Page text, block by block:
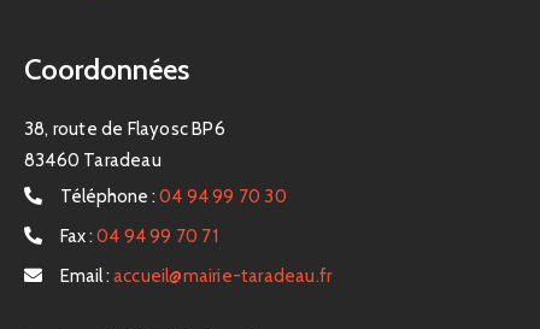
Coordonnées
38, route de Flayosc BP6
83460 Taradeau
Téléphone : 04 94 99 70 30
Fax : 04 94 99 70 71
Email : accueil@mairie-taradeau.fr